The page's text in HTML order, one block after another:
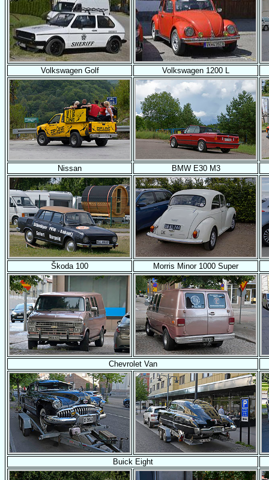
Volkswagen Golf Volkswagen 1200 L
Nissan BMW E30 M3
Škoda 100 Morris Minor 1000 Super
Chevrolet Van
Buick Eight